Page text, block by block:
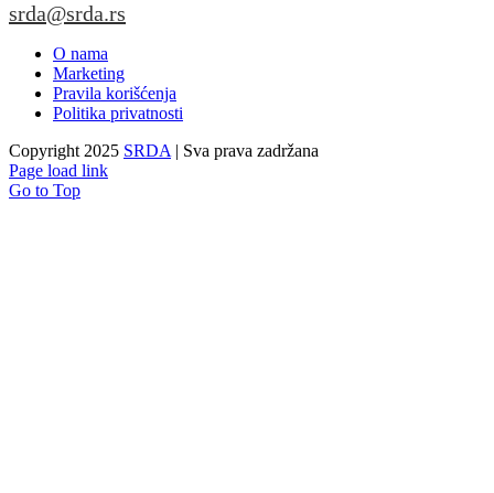
srda@srda.rs
O nama
Marketing
Pravila korišćenja
Politika privatnosti
Copyright 2025 SRDA | Sva prava zadržana
Page load link
Go to Top